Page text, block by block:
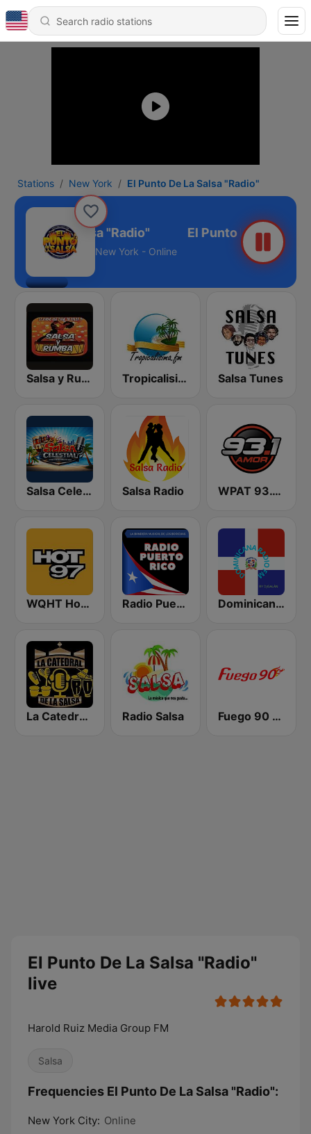
Stations New York El Punto De La Salsa "Radio"
De La Salsa "Radio"
New York - Online
Salsa y Rumba Tropicalisima.fm - Salsa Salsa Tunes
Salsa Celestial Salsa Radio WPAT 93.1 Amor FM
WQHT Hot 97 FM Radio Puerto Rico Dominicana Radio
La Catedral De La Salsa Radio Salsa Fuego 90 La Salsera
El Punto De La Salsa "Radio"
live
Harold Ruiz Media Group FM
Salsa
Frequencies El Punto De La Salsa "Radio":
New York City: Online